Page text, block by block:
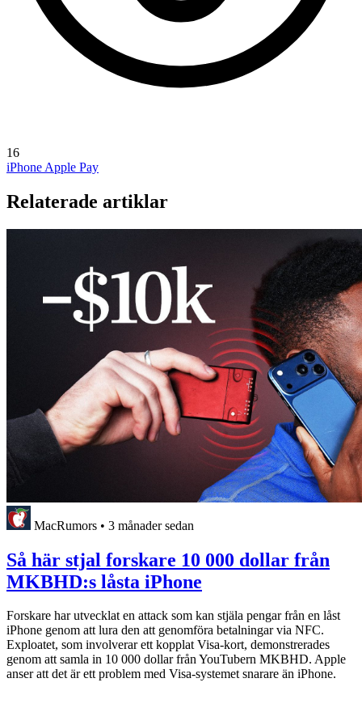
16
iPhone Apple Pay
Relaterade artiklar
MacRumors • 3 månader sedan
Så här stjal forskare 10 000 dollar från
MKBHD:s låsta iPhone
Forskare har utvecklat en attack som kan stjäla pengar från en låst
iPhone genom att lura den att genomföra betalningar via NFC.
Exploatet, som involverar ett kopplat Visa-kort, demonstrerades
genom att samla in 10 000 dollar från YouTubern MKBHD. Apple
anser att det är ett problem med Visa-systemet snarare än iPhone.